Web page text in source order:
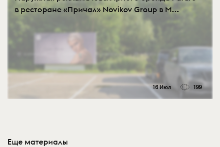
в ресторане «Причал» Novikov Group в М...
16 Июл 199
Еще материалы